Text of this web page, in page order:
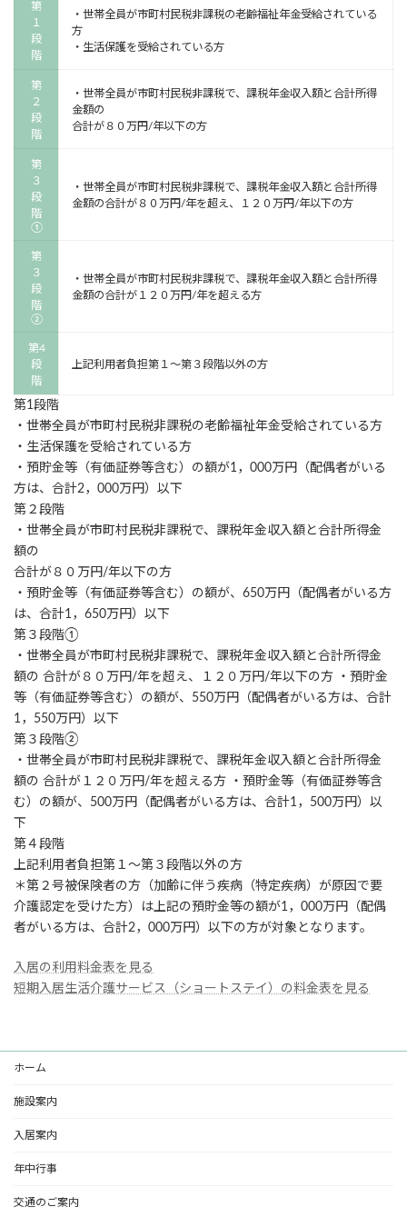
第
１
段
階
・世帯全員が市町村民税非課税の老齢福祉年金受給されている
方
・生活保護を受給されている方
第
２
段
階
・世帯全員が市町村民税非課税で、課税年金収入額と合計所得
金額の
合計が８０万円/年以下の方
第
３
段
階
①
・世帯全員が市町村民税非課税で、課税年金収入額と合計所得
金額の合計が８０万円/年を超え、１２０万円/年以下の方
第
３
段
階
②
・世帯全員が市町村民税非課税で、課税年金収入額と合計所得
金額の合計が１２０万円/年を超える方
第4
段
階
上記利用者負担第１～第３段階以外の方
第1段階
・世帯全員が市町村民税非課税の老齢福祉年金受給されている方
・生活保護を受給されている方
・預貯金等（有価証券等含む）の額が1，000万円（配偶者がいる
方は、合計2，000万円）以下
第２段階
・世帯全員が市町村民税非課税で、課税年金収入額と合計所得金
額の
合計が８０万円/年以下の方
・預貯金等（有価証券等含む）の額が、650万円（配偶者がいる方
は、合計1，650万円）以下
第３段階①
・世帯全員が市町村民税非課税で、課税年金収入額と合計所得金
額の 合計が８０万円/年を超え、１２０万円/年以下の方 ・預貯金
等（有価証券等含む）の額が、550万円（配偶者がいる方は、合計
1，550万円）以下
第３段階②
・世帯全員が市町村民税非課税で、課税年金収入額と合計所得金
額の 合計が１２０万円/年を超える方 ・預貯金等（有価証券等含
む）の額が、500万円（配偶者がいる方は、合計1，500万円）以
下
第４段階
上記利用者負担第１～第３段階以外の方
＊第２号被保険者の方（加齢に伴う疾病（特定疾病）が原因で要
介護認定を受けた方）は上記の預貯金等の額が1，000万円（配偶
者がいる方は、合計2，000万円）以下の方が対象となります。
入居の利用料金表を見る
短期入居生活介護サービス（ショートステイ）の料金表を見る
ホーム
施設案内
入居案内
年中行事
交通のご案内